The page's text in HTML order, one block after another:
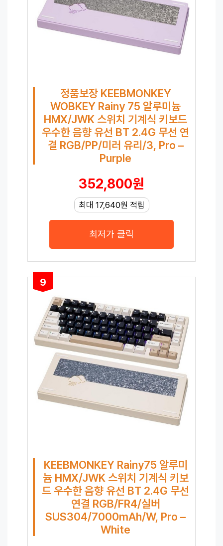
정품보장 KEEBMONKEY
WOBKEY Rainy 75 알루미늄
HMX/JWK 스위치 기계식 키보드
우수한 음향 유선 BT 2.4G 무선 연
결 RGB/PP/미러 유리/3, Pro –
Purple
352,800원
최대 17,640원 적립
최저가 클릭
9
KEEBMONKEY Rainy75 알루미
늄 HMX/JWK 스위치 기계식 키보
드 우수한 음향 유선 BT 2.4G 무선
연결 RGB/FR4/실버
SUS304/7000mAh/W, Pro –
White